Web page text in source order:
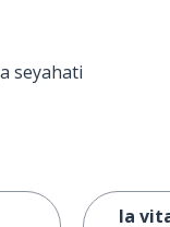
seyahati
la